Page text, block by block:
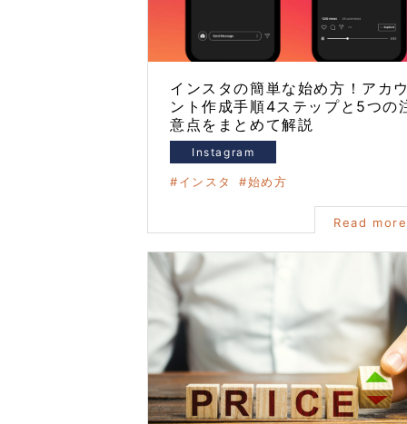
インスタの簡単な始め方！アカ
ント作成手順4ステップと5つの
意点をまとめて解説
Instagram
インスタ 始め方
Read more